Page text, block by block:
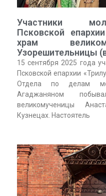
Участники
Псковской
храм
Узорешительницы
15 сентября 2025 года
Псковской епархии
Отдела по делам
Агаджаняном
великомученицы
Кузнецах. Настоятель